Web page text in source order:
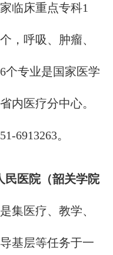
临床重点专科1
，呼吸、肿瘤、
个专业是国家医学
内医疗分中心。
6913263。
民医院（韶关学院
集医疗、教学、
基层等任务于一